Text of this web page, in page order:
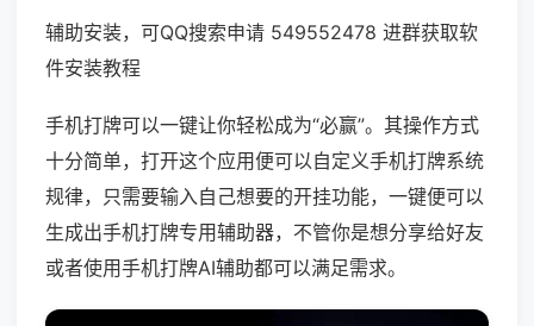
辅助安装，可QQ搜索申请 549552478 进群获取软
件安装教程
手机打牌可以一键让你轻松成为“必赢”。其操作方式
十分简单，打开这个应用便可以自定义手机打牌系统
规律，只需要输入自己想要的开挂功能，一键便可以
生成出手机打牌专用辅助器，不管你是想分享给好友
或者使用手机打牌AI辅助都可以满足需求。